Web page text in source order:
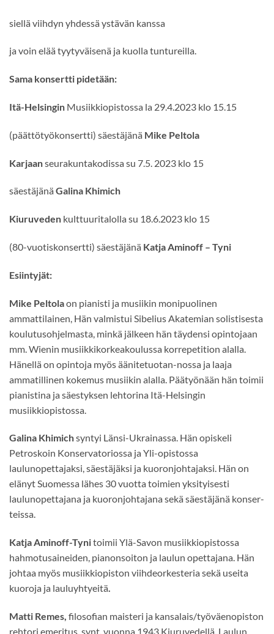
siellä viihdyn yhdessä ystävän kanssa
ja voin elää tyytyväisenä ja kuolla tuntureilla.
Sama konsertti pidetään:
Itä-Helsingin Musiikkiopistossa la 29.4.2023 klo 15.15
(päättötyökonsertti) säestäjänä Mike Peltola
Karjaanseurakuntakodissa su 7.5. 2023 klo 15
säestäjänä Galina Khimich
Kiuruveden kulttuuritalolla su 18.6.2023 klo 15
(80-vuotiskonsertti) säestäjänä Katja Aminoff – Tyni
Esiintyjät:
Mike Peltolaon pianisti ja musiikin monipuolinen
ammattilainen, Hän valmistui Sibelius Akatemian solistisesta
koulutusohjelmasta, minkä jälkeen hän täydensi opintojaan
mm. Wienin musiikkikorkeakoulussa korrepetition alalla.
Hänellä on opintoja myös äänitetuotan-nossa ja laaja
ammatillinen kokemus musiikin alalla. Päätyönään hän toimii
pianistina ja säestyksen lehtorina Itä-Helsingin
musiikkiopistossa.
Galina Khimichsyntyi Länsi-Ukrainassa. Hän opiskeli
Petroskoin Konservatoriossa ja Yli-opistossa
laulunopettajaksi, säestäjäksi ja kuoronjohtajaksi. Hän on
elänyt Suomessa lähes 30 vuotta toimien yksityisesti
laulunopettajana ja kuoronjohtajana sekä säestäjänä konser-
teissa.
Katja Aminoff-Tynitoimii Ylä-Savon musiikkiopistossa
hahmotusaineiden, pianonsoiton ja laulun opettajana. Hän
johtaa myös musiikkiopiston viihdeorkesteria sekä useita
kuoroja ja lauluyhtyeitä.
Matti Remes, filosofian maisteri ja kansalais/työväenopiston
rehtori emeritus, synt. vuonna 1943 Kiuruvedellä. Laulun